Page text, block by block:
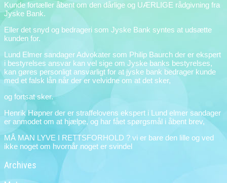
Kunde fortæller åbent om den dårlige og UÆRLIGE rådgivning fra
Jyske Bank.
Eller det snyd og bedrageri som Jyske Bank syntes at udsætte
kunden for.
Lund Elmer sandager Advokater som Philip Baurch der er ekspert
i bestyrelses ansvar kan vel sige om Jyske banks bestyrelses,
kan gøres personligt ansvarligt for at jyske bank bedrager kunde
med et falsk lån når der er velvidne om at det sker,
og fortsat sker.
Henrik Høpner der er straffelovens ekspert i Lund elmer sandager
er anmodet om at hjælpe, og har fået spørgsmål i åbent brev,
MÅ MAN LYVE I RETTSFORHOLD ? vi er bare den lille og ved
ikke noget om hvornår noget er svindel
Archives